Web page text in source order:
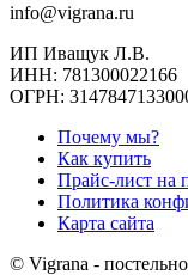
info@vigrana.ru
ИП Иващук Л.В.
ИНН: 781300022166
ОГРН:
Почему мы?
Как купить
Прайс-лист на
Политика
Карта сайта
© Vigrana -